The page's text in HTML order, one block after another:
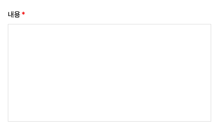
내용